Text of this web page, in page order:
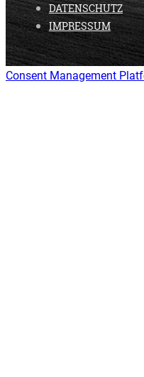
DATENSCHUTZ
IMPRESSUM
Consent Management